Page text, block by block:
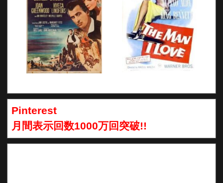
Pinterest
月間表示回数1000万回突破!!